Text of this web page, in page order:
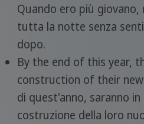
Quando ero più
tutta la notte senza
dopo.
By the end of this year,
construction of their
di quest'anno, saranno
costruzione della loro